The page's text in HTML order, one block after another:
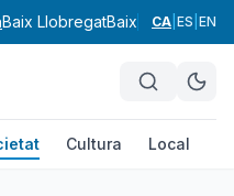
Baix LlobregatBaix Penedès
CA ES EN
Cultura Local